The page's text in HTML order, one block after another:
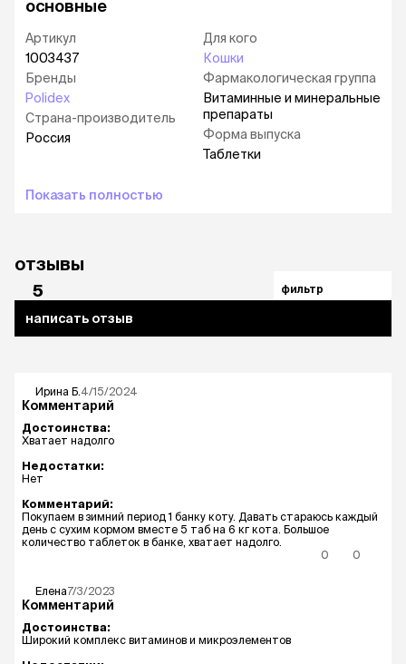
основные
Артикул
1003437
Бренды
Polidex
Страна-производитель
Россия
Для кого
Кошки
Фармакологическая группа
Витаминные и минеральные
препараты
Форма выпуска
Таблетки
Показать полностью
отзывы
5 фильтр
написать отзыв
Ирина Б. 4/15/2024
Комментарий
Достоинства:
Хватает надолго
Недостатки:
Нет
Комментарий:
Покупаем в зимний период 1 банку коту. Давать стараюсь каждый
день с сухим кормом вместе 5 таб на 6 кг кота. Большое
количество таблеток в банке, хватает надолго.
0
0
Елена7/3/2023
Комментарий
Достоинства:
Широкий комплекс витаминов и микроэлементов